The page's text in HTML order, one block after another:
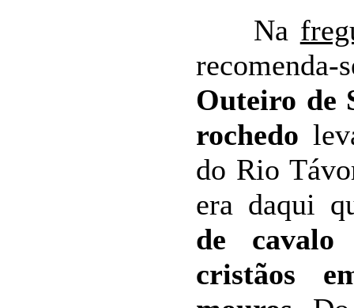
Na
recomenda-
Outeiro de
rochedo
do Rio
era daqui
de
cristãos